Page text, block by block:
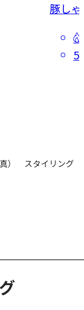
豚し
） スタイリング